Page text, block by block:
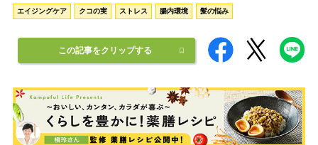
エイジングケア クコの実 ストレス 腸内環境 髪の悩み
この記事をクリップする